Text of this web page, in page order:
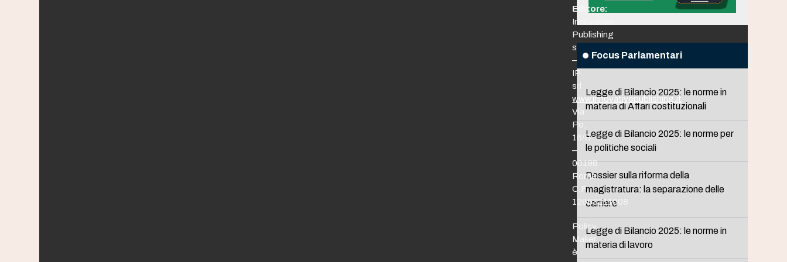
Focus Parlamentari
Legge di Bilancio 2025: le norme in
materia di Affari costituzionali
Legge di Bilancio 2025: le norme per
le politiche sociali
Dossier sulla riforma della
magistratura: la separazione delle
carriere
Legge di Bilancio 2025: le norme in
materia di lavoro
Editore:
Innovative
Publishing
srl
–
IP
srl
www.innovativepublishing.it
Via
Po,
16/B
–
00198
Roma
C.F.
12653211008
Policy
Maker
è